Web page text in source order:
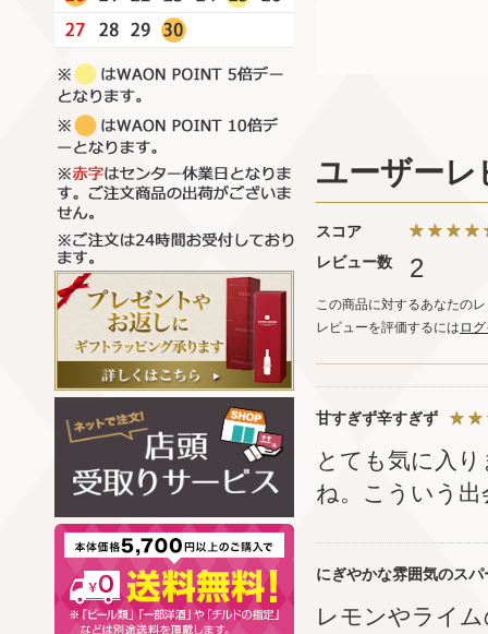
ユーザーレ
スコア
レビュー数
2
この商品に対するあなたの
レビューを評価するには ロ
甘すぎず辛すぎず
とても気に入
ね。こういう
にぎやかな雰囲気のス
レモンやライ